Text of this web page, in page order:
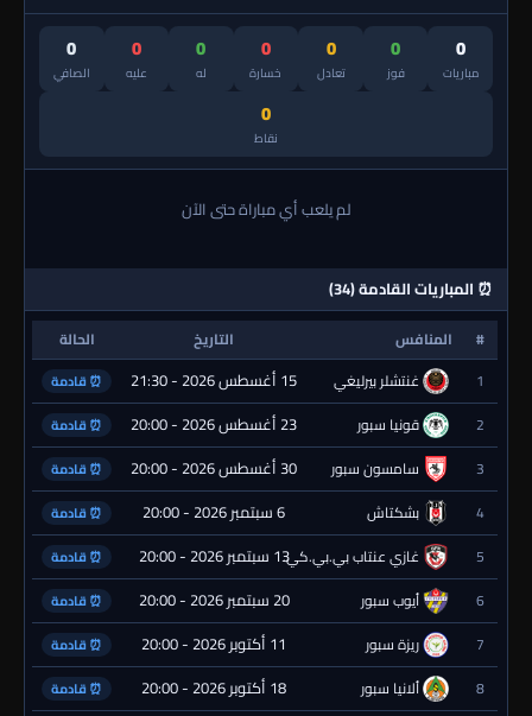
0
مباريات
0
فوز
0
تعادل
0
خسارة
0
له
0
عليه
0
الصافي
0
نقاط
لم يلعب أي مباراة حتى الآن
⏰ المباريات القادمة (34)
# المنافس التاريخ
الحالة
1
غنتشلر بيرليغي 15 أغسطس 2026 - 21:30 ⏰ قادمة
2 قونيا سبور 23 أغسطس 2026 - 20:00 ⏰ قادمة
3 سامسون سبور 30 أغسطس 2026 - 20:00 ⏰ قادمة
4 بشكتاش 6 سبتمبر 2026 - 20:00 ⏰ قادمة
5 غازي عنتاب بي.بي.كي.13 سبتمبر 2026 - 20:00 ⏰ قادمة
6 أيوب سبور 20 سبتمبر 2026 - 20:00 ⏰ قادمة
7 ريزة سبور 11 أكتوبر 2026 - 20:00 ⏰ قادمة
8 ألانيا سبور 18 أكتوبر 2026 - 20:00 ⏰ قادمة